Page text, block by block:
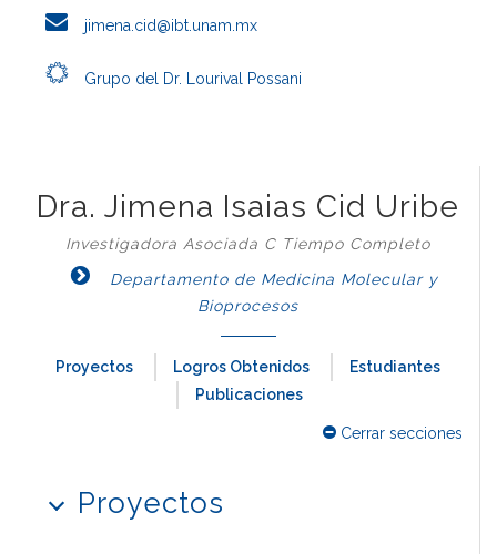
jimena.cid@ibt.unam.mx
Grupo del Dr. Lourival Possani
Dra. Jimena Isaias Cid Uribe
Investigadora Asociada C Tiempo Completo
Departamento de Medicina Molecular y
Bioprocesos
Proyectos Logros Obtenidos
Estudiantes
Publicaciones
Cerrar secciones
Proyectos